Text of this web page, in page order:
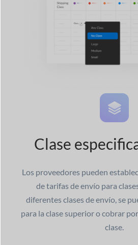
Clase
Los proveedores pueden
de tarifas de envío para
diferentes clases de envío, se
para la clase superior o cobrar
clase.